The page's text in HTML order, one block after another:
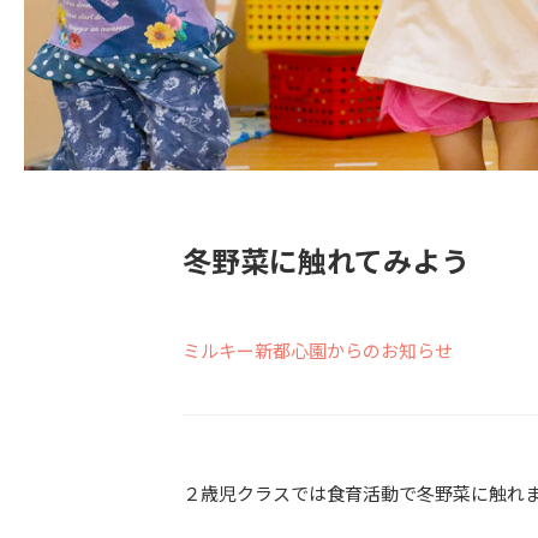
冬野菜に触れてみよう
ミルキー新都心園からのお知らせ
２歳児クラスでは食育活動で冬野菜に触れ